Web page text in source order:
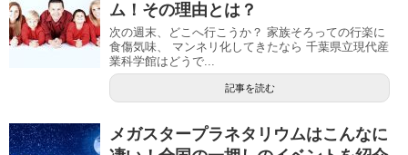
ム！その理由とは？
次の週末、どこへ行こうか？ 家族そろっての行楽に
食傷気味、 マンネリ化してきたなら 千葉県立現代産
業科学館はどうで...
記事を読む
メガスタープラネタリウムはこんなに